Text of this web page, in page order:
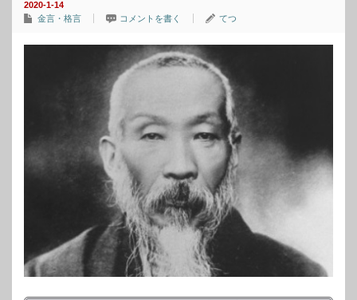
2020-1-14
金言・格言
コメントを書く てつ